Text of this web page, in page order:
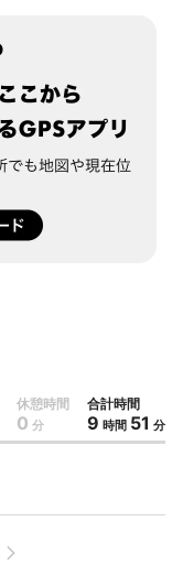
休憩時間
0 分
合計時間
9 時間 51 分